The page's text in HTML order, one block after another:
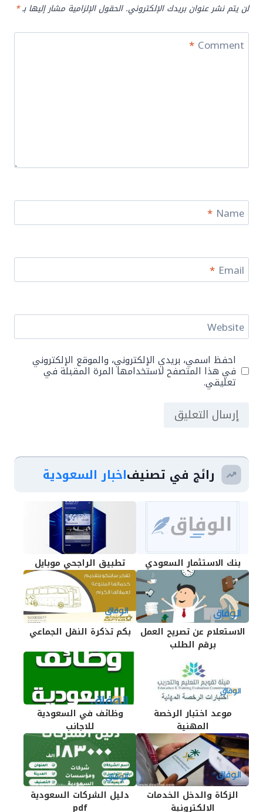
لن يتم نشر عنوان بريدك الإلكتروني. الحقول الإلزامية مشار إليها بـ*
Comment
*
Name
*
Email
*
Website
احفظ اسمي، بريدي الإلكتروني، والموقع الإلكتروني
في هذا المتصفح لاستخدامها المرة المقبلة في
تعليقي.
رائج في تصنيفاخبار السعودية
بنك الاستثمار السعودي تطبيق الراجحي موبايل
الاستعلام عن تصريح العمل
برقم الطلب
بكم تذكرة النقل الجماعي
موعد اختبار الرخصة
المهنية
وظائف في السعودية
للاجانب
الزكاة والدخل الخدمات
الالكترونية
دليل الشركات السعودية
pdf